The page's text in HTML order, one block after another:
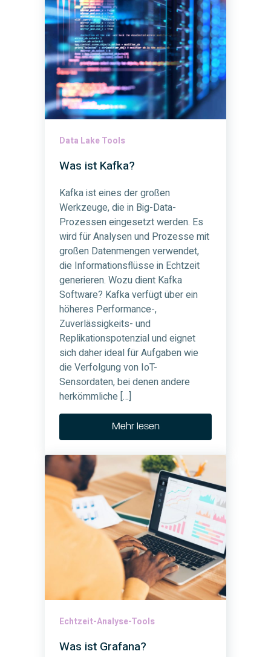
Data Lake Tools
Was ist Kafka?
Kafka ist eines der großen
Werkzeuge, die in Big-Data-
Prozessen eingesetzt werden. Es
wird für Analysen und Prozesse mit
großen Datenmengen verwendet,
die Informationsflüsse in Echtzeit
generieren. Wozu dient Kafka
Software? Kafka verfügt über ein
höheres Performance-,
Zuverlässigkeits- und
Replikationspotenzial und eignet
sich daher ideal für Aufgaben wie
die Verfolgung von IoT-
Sensordaten, bei denen andere
herkömmliche […]
Mehr lesen
Echtzeit-Analyse-Tools
Was ist Grafana?